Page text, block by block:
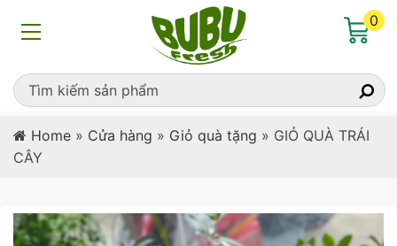
0
Home » Cửa hàng » Giỏ quà tặng » GIỎ QUÀ TRÁI
CÂY